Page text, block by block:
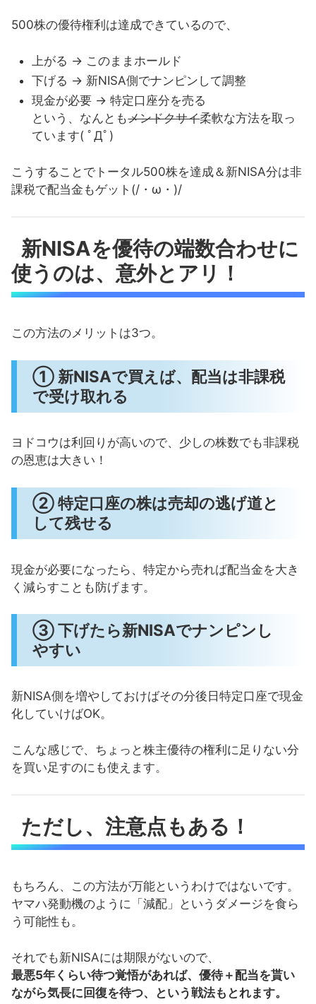
500株の優待権利は達成できているので、
上がる → このままホールド
下げる → 新NISA側でナンピンして調整
現金が必要 → 特定口座分を売る
という、なんともメンドクサイ柔軟な方法を取っ
ています( ﾟДﾟ)
こうすることでトータル500株を達成＆新NISA分は非
課税で配当金もゲット(/・ω・)/
新NISAを優待の端数合わせに
使うのは、意外とアリ！
この方法のメリットは3つ。
① 新NISAで買えば、配当は非課税
で受け取れる
ヨドコウは利回りが高いので、少しの株数でも非課税
の恩恵は大きい！
② 特定口座の株は売却の逃げ道と
して残せる
現金が必要になったら、特定から売れば配当金を大き
く減らすことも防げます。
③ 下げたら新NISAでナンピンし
やすい
新NISA側を増やしておけばその分後日特定口座で現金
化していけばOK。
こんな感じで、ちょっと株主優待の権利に足りない分
を買い足すのにも使えます。
ただし、注意点もある！
もちろん、この方法が万能というわけではないです。
ヤマハ発動機のように「減配」というダメージを食ら
う可能性も。
それでも新NISAには期限がないので、
最悪5年くらい待つ覚悟があれば、優待＋配当を貰い
ながら気長に回復を待つ、という戦法もとれます。